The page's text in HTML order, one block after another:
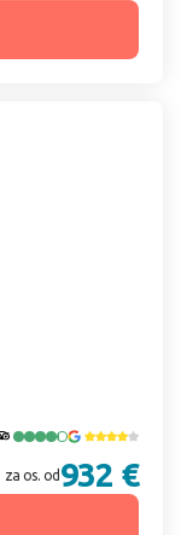
za os. od 932 €